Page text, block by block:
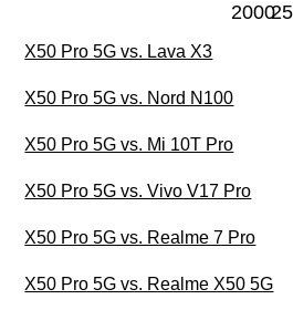
2000
X50 Pro 5G vs. Lava X3
X50 Pro 5G vs. Nord N100
X50 Pro 5G vs. Mi 10T Pro
X50 Pro 5G vs. Vivo V17 Pro
X50 Pro 5G vs. Realme 7 Pro
X50 Pro 5G vs. Realme X50 5G